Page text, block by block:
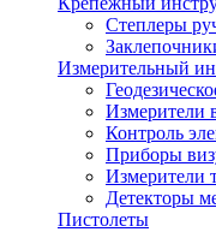
Степлеры
Измерительный
Измерители
Контроль
Приборы
Измерители
Детекторы
Пистолеты